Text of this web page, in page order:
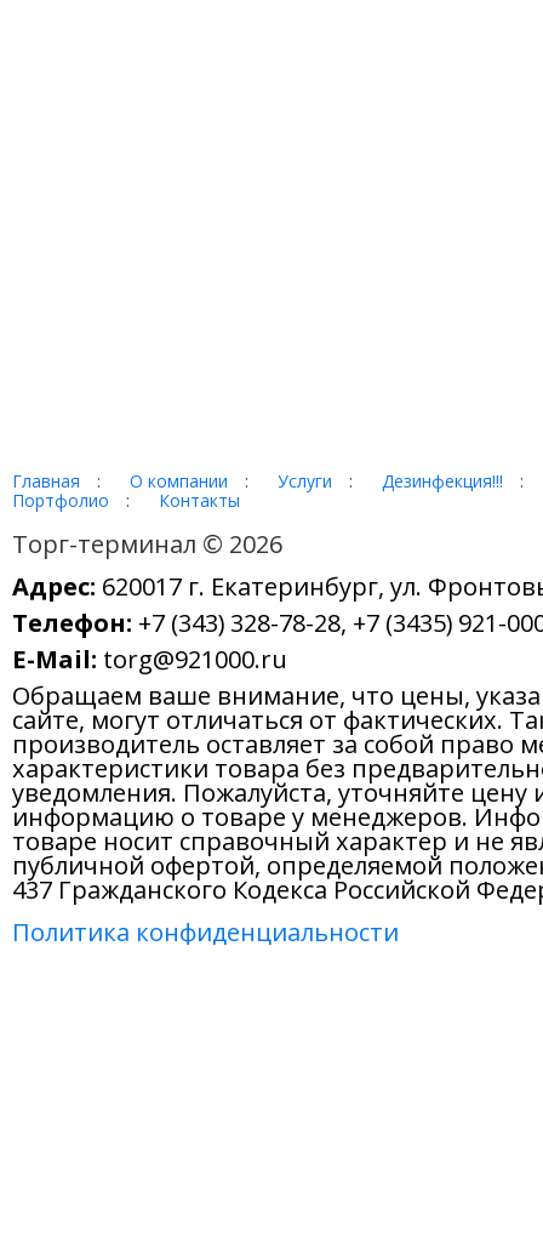
Дезинфекция!!!
Портфолио
Контакты
Торг-терминал © 2026
Адрес: 620017 г. Екатеринбург, ул.
Телефон: +7 (343) 328-78-28, +7 (3435) 921-
E-Mail: torg@921000.ru
Обращаем ваше внимание, что цены,
сайте, могут отличаться от фактических.
производитель оставляет за собой право
характеристики товара без
уведомления. Пожалуйста, уточняйте цену
информацию о товаре у менеджеров.
товаре носит справочный характер и не
публичной офертой, определяемой
437 Гражданского Кодекса Российской
Политика конфиденциальности